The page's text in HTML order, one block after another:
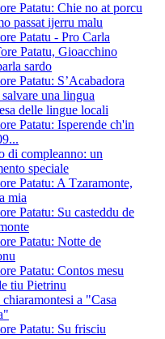
Patatu: Chie no at porcu
passat ijerru malu
Patatu - Pro Carla
Patatu, Gioacchino
sardo
Patatu: S’Acabadora
una lingua
delle lingue locali
Patatu: Isperende ch'in
di compleanno: un
speciale
Patatu: A Tzaramonte,
mia
Patatu: Su casteddu de
Patatu: Notte de
Patatu: Contos mesu
tiu Pietrinu
a "Casa
Patatu: Su frisciu